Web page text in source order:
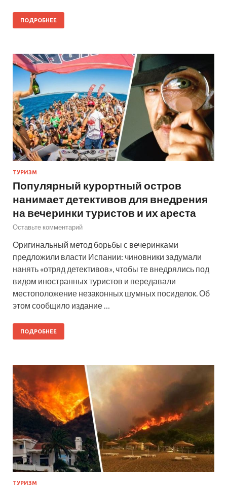
ПОДРОБНЕЕ
ТУРИЗМ
Популярный курортный остров
нанимает детективов для внедрения
на вечеринки туристов и их ареста
Оставьте комментарий
Оригинальный метод борьбы с вечеринками
предложили власти Испании: чиновники задумали
нанять «отряд детективов», чтобы те внедрялись под
видом иностранных туристов и передавали
местоположение незаконных шумных посиделок. Об
этом сообщило издание …
ПОДРОБНЕЕ
ТУРИЗМ